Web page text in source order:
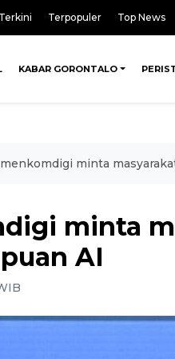
Terkini Terpopuler Top News
KABAR GORONTALO
minta
minta
AI